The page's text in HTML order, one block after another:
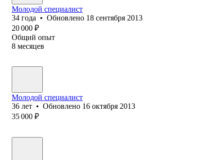
Молодой специалист
34 года • Обновлено 18 сентября 2013
20 000 ₽
Общий опыт
8 месяцев
Молодой специалист
36 лет • Обновлено 16 октября 2013
35 000 ₽